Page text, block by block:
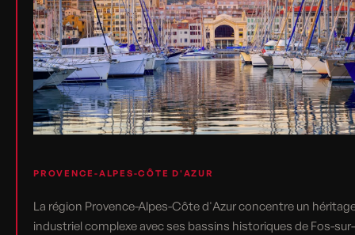
PROVENCE-ALPES-CÔTE D'AZUR
La région Provence-Alpes-Côte d'Azur concentre un
industriel complexe avec ses bassins historiques de Fos-